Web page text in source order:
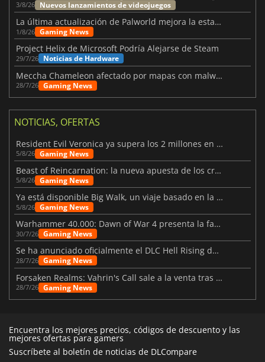
3/8/26 Nuevos lanzamientos de videojuegos
La última actualización de Palworld mejora la estabilidad
1/8/26 Gaming News
Project Helix de Microsoft Podría Alejarse de Steam
29/7/26 Noticias de Hardware
Meccha Chameleon afectado por mapas con malware y Discord
28/7/26 Gaming News
NOTICIAS, OFERTAS
Resident Evil Veronica ya supera los 2 millones en listas de deseados
5/8/26 Gaming News
Beast of Reincarnation: la nueva apuesta de los creadores de Pokémon
5/8/26 Gaming News
Ya está disponible Big Walk, un viaje basado en la amistad
5/8/26 Gaming News
Warhammer 40.000: Dawn of War 4 presenta la facción de los Necrones
30/7/26 Gaming News
Se ha anunciado oficialmente el DLC Hell Rising de Nioh 3
28/7/26 Gaming News
Forsaken Realms: Vahrin's Call sale a la venta tras una década
28/7/26 Gaming News
Encuentra los mejores precios, códigos de descuento y las
mejores ofertas para gamers
Suscríbete al boletín de noticias de DLCompare